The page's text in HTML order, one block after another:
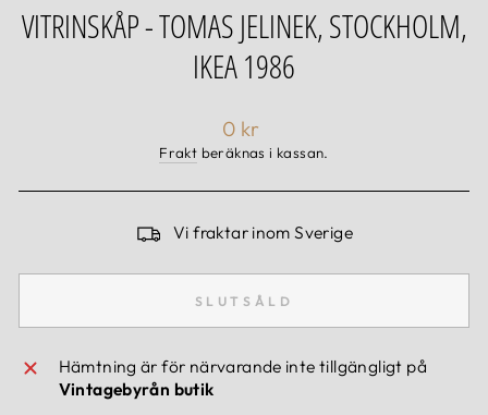
VITRINSKÅP - TOMAS JELINEK, STOCKHOLM,
IKEA 1986
Ordinarie
pris
0 kr
Frakt beräknas i kassan.
Vi fraktar inom Sverige
SLUTSÅLD
Hämtning är för närvarande inte tillgängligt på
Vintagebyrån butik